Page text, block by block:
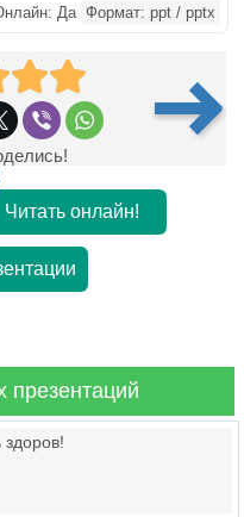
Да Формат: ppt / pptx
Читать онлайн!